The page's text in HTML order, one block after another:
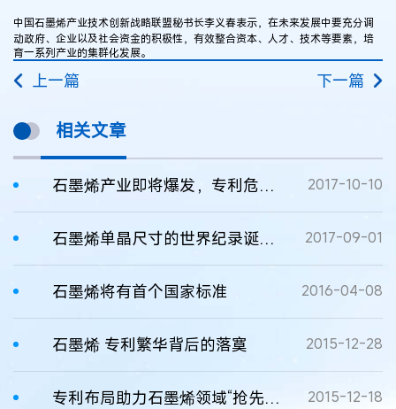
中国石墨烯产业技术创新战略联盟秘书长李义春表示，在未来发展中要充分调
动政府、企业以及社会资金的积极性，有效整合资本、人才、技术等要素，培
育一系列产业的集群化发展。
上一篇 下一篇
相关文章
石墨烯产业即将爆发，专利危机亟待化解 2017-10-10
石墨烯单晶尺寸的世界纪录诞生！米量级单晶石墨烯工业化制备成为可能 2017-09-01
石墨烯将有首个国家标准 2016-04-08
石墨烯 专利繁华背后的落寞 2015-12-28
专利布局助力石墨烯领域“抢先机” 2015-12-18